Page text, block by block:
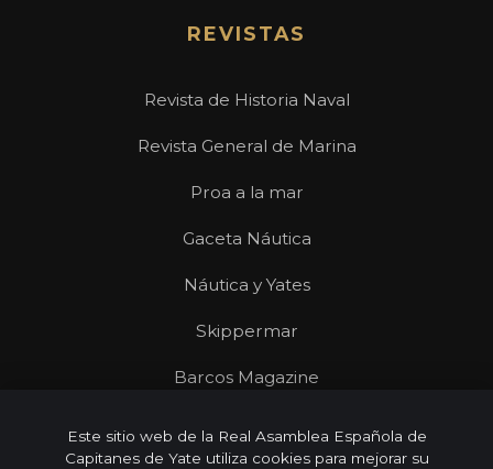
REVISTAS
Revista de Historia Naval
Revista General de Marina
Proa a la mar
Gaceta Náutica
Náutica y Yates
Skippermar
Barcos Magazine
Este sitio web de la Real Asamblea Española de
Capitanes de Yate utiliza cookies para mejorar su